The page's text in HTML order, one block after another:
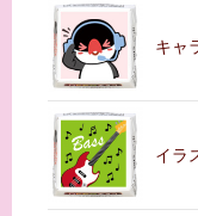
キャ
イラ